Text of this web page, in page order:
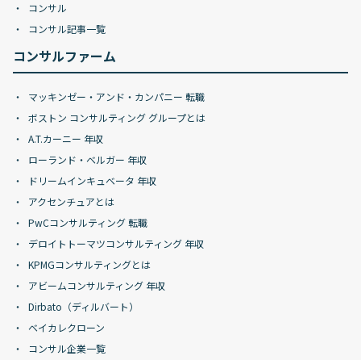
コンサル
コンサル記事一覧
コンサルファーム
マッキンゼー・アンド・カンパニー 転職
ボストン コンサルティング グループとは
A.T.カーニー 年収
ローランド・ベルガー 年収
ドリームインキュベータ 年収
アクセンチュアとは
PwCコンサルティング 転職
デロイトトーマツコンサルティング 年収
KPMGコンサルティングとは
アビームコンサルティング 年収
Dirbato（ディルバート）
ベイカレクローン
コンサル企業一覧